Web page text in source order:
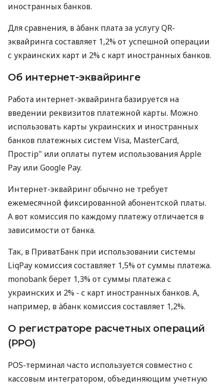
иностранных банков.
Для сравнения, в àбанк плата за услугу QR-
эквайринга составляет 1,2% от успешной операции
с украинских карт и 2% с карт иностранных банков.
Об интернет-эквайринге
Работа интернет-эквайринга базируется на
введении реквизитов платежной карты. Можно
использовать карты украинских и иностранных
банков платежных систем Visa, MasterCard,
Простір" или оплаты путем использования Apple
Pay или Google Pay.
Интернет-эквайринг обычно не требует
ежемесячной фиксированной абонентской платы.
А вот комиссия по каждому платежу отличается в
зависимости от банка.
Так, в ПриватБанк при использовании системы
LiqPay комиссия составляет 1,5% от суммы платежа.
monobank берет 1,3% от суммы платежа с
украинских и 2% - с карт иностранных банков. А,
например, в àбанк комиссия составляет 1,2%.
О регистраторе расчетных операций
(РРО)
POS-терминал часто используется совместно с
кассовым интегратором, объединяющим учетную